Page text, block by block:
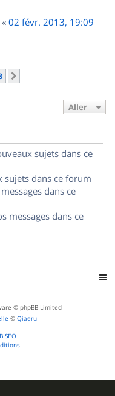
« 02 févr. 2013, 19:09
Aller
sujets dans ce
sujets dans ce forum
dans ce
messages dans ce
© phpBB Limited
© Qiaeru
SEO